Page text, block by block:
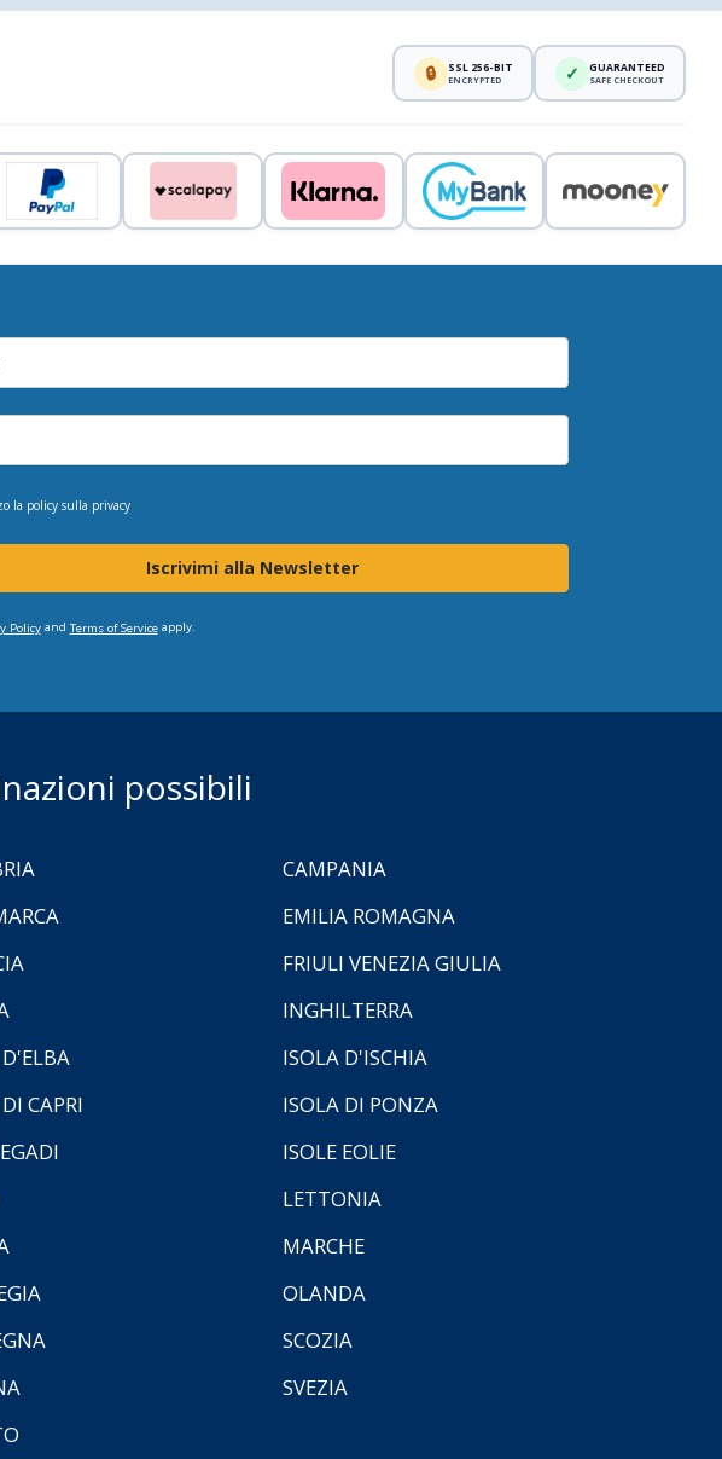
🔒 SSL 256-BIT
ENCRYPTED ✓ GUARANTEED
SAFE CHECKOUT
la policy sulla privacy
Iscrivimi alla Newsletter
Policyand Terms of Serviceapply.
possibili
CAMPANIA
EMILIA ROMAGNA
FRIULI VENEZIA GIULIA
INGHILTERRA
ISOLA D'ISCHIA
CAPRI
ISOLA DI PONZA
ISOLE EOLIE
LETTONIA
MARCHE
OLANDA
SCOZIA
SVEZIA